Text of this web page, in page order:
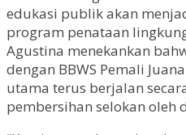
edukasi publik akan
program penataan
Agustina menekankan
dengan BBWS Pemali
utama terus berjalan
pembersihan selokan oleh